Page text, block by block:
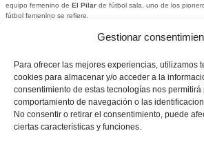
Gestionar
Para ofrecer las mejores experiencias, utilizamos
cookies para almacenar y/o acceder a la
consentimiento de estas tecnologías nos permitirá
comportamiento de navegación o las
No consentir o retirar el consentimiento, puede
ciertas características y funciones.
equipo femenino de El Pilarde fútbol sala, uno de los
fútbol femenino se refiere.
también ha estado vinculado a la
Real
durante muchos años. Allí fue durante 11años el
Además, el presidente compaginó su actividad laboral con
Gestión de Entidades Deportivasde laUniversitat
estuvo también involucrado en la gestión delValencia
presidir el
(filial del primer equipo) durante nueve
Los tres últimos años antes de acceder a la presidencia,